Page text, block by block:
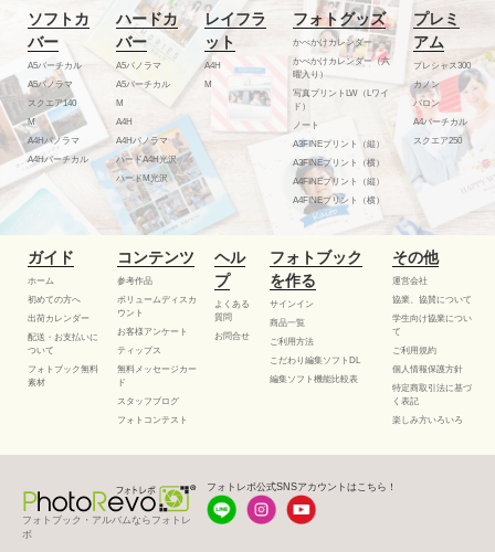
ソフトカ
バー
A5バーチカル
A5パノラマ
スクエア140
M
A4Hパノラマ
A4Hバーチカル
ハードカ
バー
A5パノラマ
A5バーチカル
M
A4H
A4Hパノラマ
ハードA4H光沢
ハードM光沢
レイフラ
ット
A4H
M
フォトグッズ
かべかけカレンダー
かべかけカレンダー（六
曜入り）
写真プリントLW（Lワイ
ド）
ノート
A3FINEプリント（縦）
A3FINEプリント（横）
A4FINEプリント（縦）
A4FINEプリント（横）
プレミ
アム
プレシャス300
カノン
バロン
A4バーチカル
スクエア250
ガイド
ホーム
初めての方へ
出荷カレンダー
配送・お支払いに
ついて
フォトブック無料
素材
コンテンツ
参考作品
ボリュームディスカ
ウント
お客様アンケート
ティップス
無料メッセージカー
ド
スタッフブログ
フォトコンテスト
ヘル
プ
よくある
質問
お問合せ
フォトブック
を作る
サインイン
商品一覧
ご利用方法
こだわり編集ソフトDL
編集ソフト機能比較表
その他
運営会社
協業、協賛について
学生向け協業につい
て
ご利用規約
個人情報保護方針
特定商取引法に基づ
く表記
楽しみ方いろいろ
フォトブック・アルバムならフォトレ
ボ
フォトレボ公式SNSアカウントはこちら！